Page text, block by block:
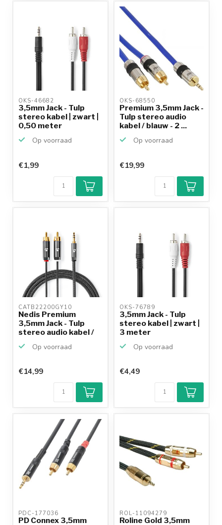
OKS-46682
3,5mm Jack - Tulp
stereo kabel | zwart |
0,50 meter
Op voorraad
€1,99
OKS-68550
Premium 3,5mm Jack -
Tulp stereo audio
kabel / blauw - 2 ...
Op voorraad
€19,99
CATB22200GY10
Nedis Premium
3,5mm Jack - Tulp
stereo audio kabel /
Op voorraad
€14,99
OKS-76789
3,5mm Jack - Tulp
stereo kabel | zwart |
3 meter
Op voorraad
€4,49
PDC-177036
PD Connex 3,5mm
ROL-11094279
Roline Gold 3,5mm